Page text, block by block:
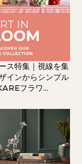
ス特集｜視線を集
インからシンプル
フラワ...